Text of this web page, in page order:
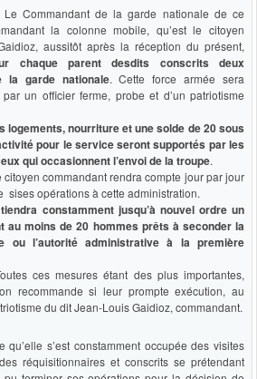
Commandant de la garde nationale de ce
la colonne mobile, qu’est le citoyen
aussitôt après la réception du présent,
chaque parent desdits conscrits deux
la garde nationale. Cette force armée sera
un officier ferme, probe et d’un patriotisme
logements, nourriture et une solde de 20 sous
pour le service seront supportés par les
qui occasionnent l’envoi de la troupe.
citoyen commandant rendra compte jour par jour
sises opérations à cette administration.
constamment jusqu’à nouvel ordre un
au moins de 20 hommes prêts à seconder la
ou l’autorité administrative à la première
ces mesures étant des plus importantes,
recommande si leur prompte exécution, au
du dit Jean-Louis Gaidioz, commandant.
qu’elle s’est constamment occupée des visites
réquisitionnaires et conscrits se prétendant